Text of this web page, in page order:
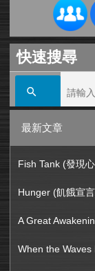
快速搜尋
最新文章
Fish Tank (發現
Hunger (飢餓宣
A Great
When the Waves